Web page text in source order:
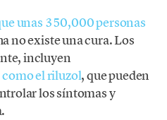
unas 350,000 personas
no existe una cura. Los
incluyen
como el riluzol, que pueden
los síntomas y